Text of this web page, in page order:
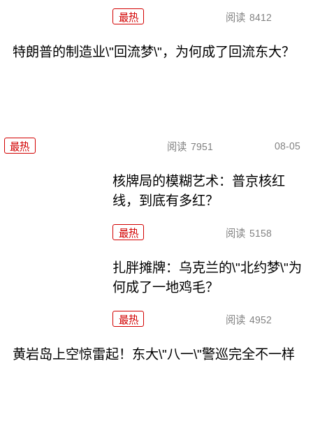
最热 阅读 8412
特朗普的制造业\"回流梦\"，为何成了回流东大？
最热 阅读 7951 08-05
核牌局的模糊艺术：普京核红
线，到底有多红？
最热 阅读 5158
扎胖摊牌：乌克兰的\"北约梦\"为
何成了一地鸡毛？
最热 阅读 4952
黄岩岛上空惊雷起！东大\"八一\"警巡完全不一样